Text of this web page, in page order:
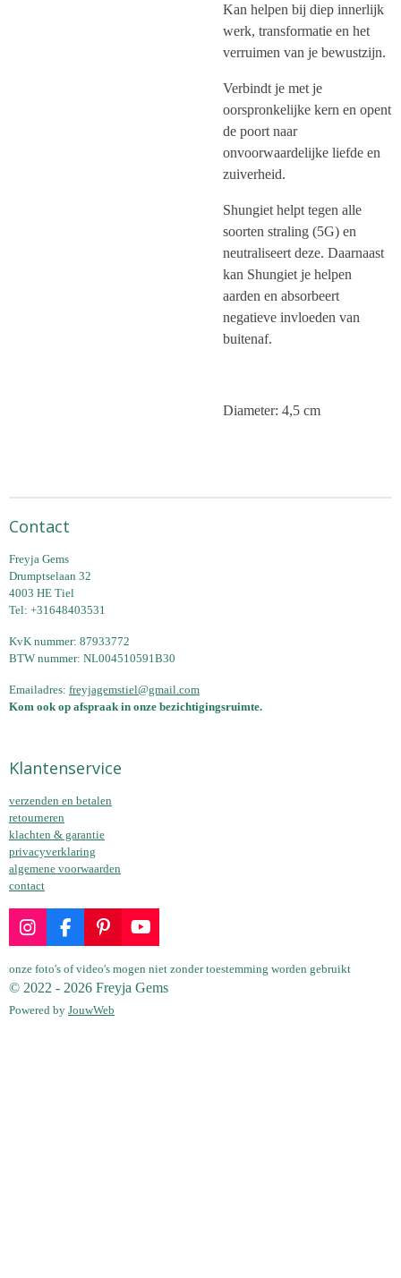
Kan helpen bij diep innerlijk
werk, transformatie en het
verruimen van je bewustzijn.
Verbindt je met je
oorspronkelijke kern en opent
de poort naar
onvoorwaardelijke liefde en
zuiverheid.
Shungiet helpt tegen alle
soorten straling (5G) en
neutraliseert deze. Daarnaast
kan Shungiet je helpen
aarden en absorbeert
negatieve invloeden van
buitenaf.
Diameter: 4,5 cm
Contact
Freyja Gems
Drumptselaan 32
4003 HE Tiel
Tel: +31648403531
KvK nummer: 87933772
BTW nummer: NL004510591B30
Emailadres: freyjagemstiel@gmail.com
Kom ook op afspraak in onze bezichtigingsruimte.
Klantenservice
verzenden en betalen
retourneren
klachten & garantie
privacyverklaring
algemene voorwaarden
contact
I
s
t
F
c
e
b
o
P
n
t
e
r
Y
u
T
onze foto's of video's mogen niet zonder toestemming worden gebruikt
© 2022 - 2026 Freyja Gems
Powered by JouwWeb